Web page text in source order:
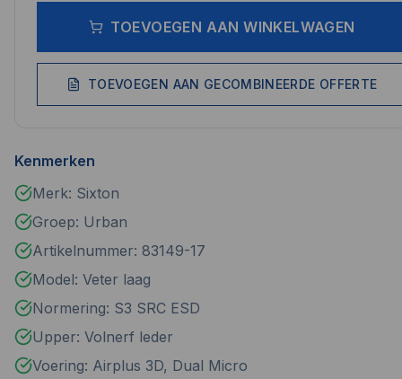
TOEVOEGEN AAN WINKELWAGEN
TOEVOEGEN AAN GECOMBINEERDE OFFERTE
Kenmerken
Merk: Sixton
Groep: Urban
Artikelnummer: 83149-17
Model: Veter laag
Normering: S3 SRC ESD
Upper: Volnerf leder
Voering: Airplus 3D, Dual Micro